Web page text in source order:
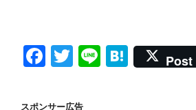
F
c
T
tt
Li
H
Post
スポンサー広告